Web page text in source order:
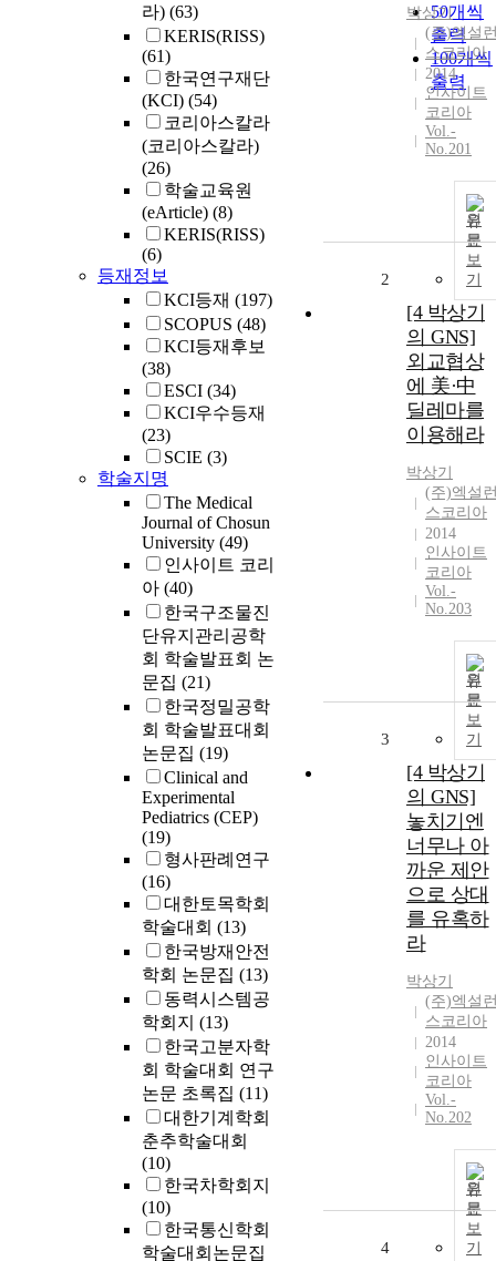
라) (63)
KERIS(RISS)
(61)
한국연구재단
(KCI) (54)
코리아스칼라
(코리아스칼라)
(26)
학술교육원
(eArticle) (8)
KERIS(RISS)
(6)
등재정보
KCI등재 (197)
SCOPUS (48)
KCI등재후보
(38)
ESCI (34)
KCI우수등재
(23)
SCIE (3)
학술지명
The Medical
Journal of Chosun
University (49)
인사이트 코리
아 (40)
한국구조물진
단유지관리공학
회 학술발표회 논
문집 (21)
한국정밀공학
회 학술발표대회
논문집 (19)
Clinical and
Experimental
Pediatrics (CEP)
(19)
형사판례연구
(16)
대한토목학회
학술대회 (13)
한국방재안전
학회 논문집 (13)
동력시스템공
학회지 (13)
한국고분자학
회 학술대회 연구
논문 초록집 (11)
대한기계학회
춘추학술대회
(10)
한국차학회지
(10)
한국통신학회
학술대회논문집
50개씩
출력
100개씩
출력
박상기
(주)엑설
스코리아
2014
인사이트
코리아
Vol.-
No.201
원
문
보
기
2
[4 박상기
의 GNS]
외교협상
에 美·中
딜레마를
이용해라
박상기
(주)엑설
스코리아
2014
인사이트
코리아
Vol.-
No.203
원
문
보
기
3
[4 박상기
의 GNS]
놓치기엔
너무나 아
까운 제안
으로 상대
를 유혹하
라
박상기
(주)엑설
스코리아
2014
인사이트
코리아
Vol.-
No.202
원
문
보
기
4